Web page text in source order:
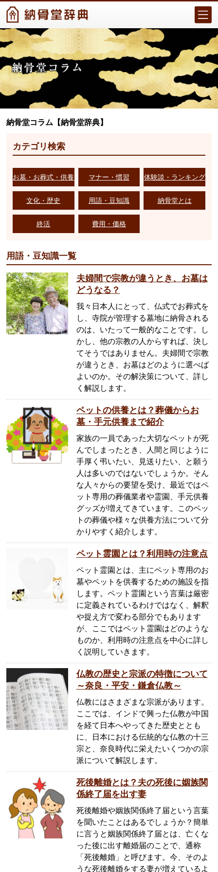
納骨堂コラム【納骨堂辞典】
カテゴリ検索
お墓・お葬式・供養 マナー・慣習 体験談・ランキング
文化・歴史 用語・豆知識 納骨堂とは
終活 費用・価格
用語・豆知識一覧
夫婦間で宗教が違うとき、お墓は
どうなる？
我々日本人にとって、仏式でお葬式を
し、寺院が管理する墓地に納骨される
のは、いたって一般的なことです。し
かし、他の宗教の人からすれば、決し
てそうではありません。夫婦間で宗教
が違うとき、お墓はどのように選べば
よいのか。その解決策について、詳し
く解説します。
ペットの供養とは？葬儀からお
墓・手元供養まで紹介
家族の一員であった大切なペットが死
んでしまったとき、人間と同じように
手厚く弔いたい、見送りたい、と願う
人は多いのではないでしょうか。そん
な人々からの要望を受け、最近ではペ
ット専用の葬儀業者や霊園、手元供養
グッズが増えてきています。このペッ
トの葬儀や様々な供養方法について分
かりやすく紹介します。
ペット霊園とは？利用時の注意点
ペット霊園とは、主にペット専用のお
墓やペットを供養するための施設を指
します。ペット霊園という言葉は厳密
に定義されているわけではなく、解釈
や捉え方で変わる部分でもあります
が、ここではペット霊園はどのような
ものか、利用時の注意点を中心に詳し
く説明していきます。
仏教の歴史と宗派の特徴について
～奈良・平安・鎌倉仏教～
仏教にはさまざまな宗派があります。
ここでは、インドで興った仏教が中国
を経て日本へやってきた歴史ととも
に、日本における伝統的な仏教の十三
宗と、奈良時代に栄えたいくつかの宗
派について解説します。
死後離婚とは？夫の死後に姻族関
係終了届を出す妻
死後離婚や姻族関係終了届という言葉
を聞いたことはあるでしょうか？簡単
に言うと姻族関係終了届とは、亡くな
った後に出す離婚届のことで、通称
「死後離婚」と呼びます。今、そのよ
うな死後離婚をする妻が増えているよ